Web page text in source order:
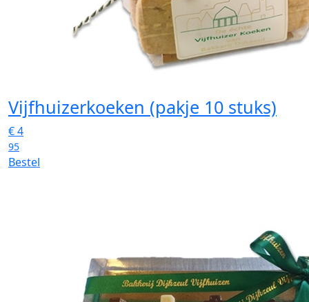
Vijfhuizerkoeken (pakje 10 stuks)
€4
95
Bestel